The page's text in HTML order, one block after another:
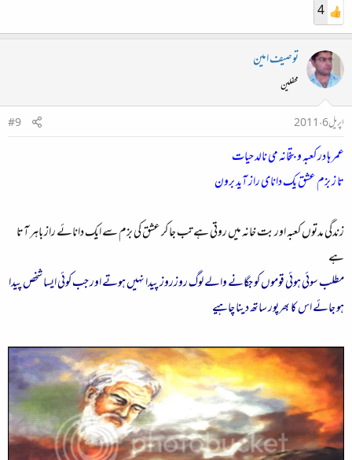
4
توصیف امین
محفلین
اپریل 6، 2011
#9
عمر ہا در کعبہ و بتخانہ می نالد حیات
تا ز بزم عشق یک دانای راز آید برون
زندگی مدتوں کعبہ اور بت خانہ میں روتی ہے تب جا کر عشق کی بزم سے ایک دانائے راز باہر آتا
ہے
مطلب سوئی ہوئی قوموں کو جگانے والے لوگ روزروز پیدا نہیں ہوتے اور جب کوئی ایسا شخص پیدا
ہو جائے اس کا بھرپور ساتھ دینا چاہیے